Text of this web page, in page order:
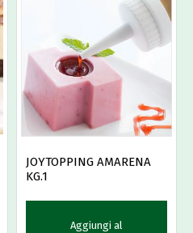
JOYTOPPING AMARENA
KG.1
Aggiungi al